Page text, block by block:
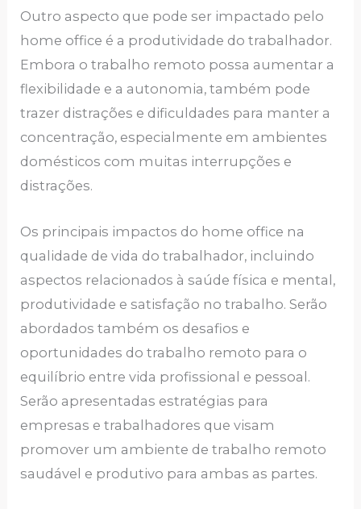
Outro aspecto que pode ser impactado pelo
home office é a produtividade do trabalhador.
Embora o trabalho remoto possa aumentar a
flexibilidade e a autonomia, também pode
trazer distrações e dificuldades para manter a
concentração, especialmente em ambientes
domésticos com muitas interrupções e
distrações.
Os principais impactos do home office na
qualidade de vida do trabalhador, incluindo
aspectos relacionados à saúde física e mental,
produtividade e satisfação no trabalho. Serão
abordados também os desafios e
oportunidades do trabalho remoto para o
equilíbrio entre vida profissional e pessoal.
Serão apresentadas estratégias para
empresas e trabalhadores que visam
promover um ambiente de trabalho remoto
saudável e produtivo para ambas as partes.